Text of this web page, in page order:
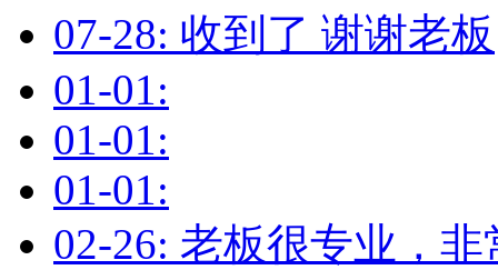
07-28: 收到了 谢谢老板
01-01:
01-01:
01-01:
02-26: 老板很专业，非